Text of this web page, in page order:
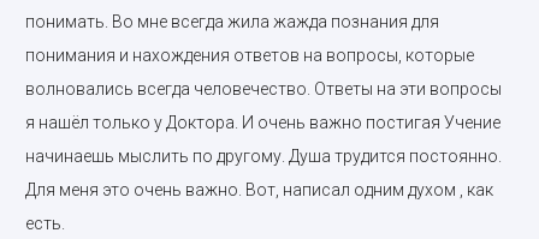
понимать. Во мне всегда жила жажда познания для
понимания и нахождения ответов на вопросы, которые
волновались всегда человечество. Ответы на эти вопросы
я нашёл только у Доктора. И очень важно постигая Учение
начинаешь мыслить по другому. Душа трудится постоянно.
Для меня это очень важно. Вот, написал одним духом , как
есть.